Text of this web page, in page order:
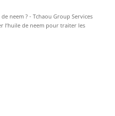
neem ? - Tchaou Group Services
l’huile de neem pour traiter les